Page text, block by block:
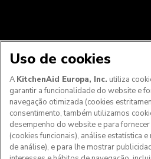
Aos clientes nos Açores,
portugueses: Por favor, contacte
ao Cliente para efetuar a sua
podermos fornecer os custos
taxa de IVA
Uso de cookies
A KitchenAid Europa, Inc. utiliza
garantir a funcionalidade do website e
navegação otimizada (cookies
consentimento, também utilizamos
desempenho do website e para
(cookies funcionais), análise estatística
de análise), e para lhe mostrar